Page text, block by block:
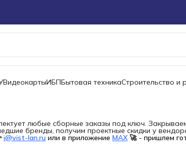
ВидеокартыИБПБытовая техникаСтроительство и
любые сборные заказы под ключ.
бренды, получим проектные скидки у
i@vist-lan.ru или в приложение MAX 🚀 - пришлем